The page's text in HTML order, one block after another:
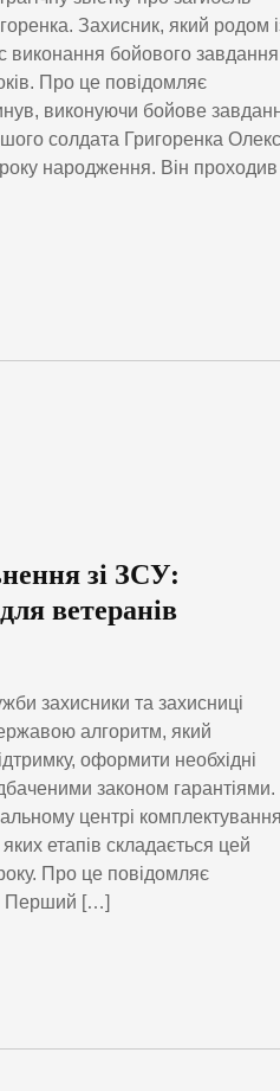
Захисник, який родом
виконання бойового
Про це повідомляє
виконуючи бойове
солдата Григоренка
народження. Він проходив
зі ЗСУ:
ветеранів
захисники та захисниці
алгоритм, який
оформити необхідні
законом гарантіями.
центрі
етапів складається цей
Про це повідомляє
Перший […]